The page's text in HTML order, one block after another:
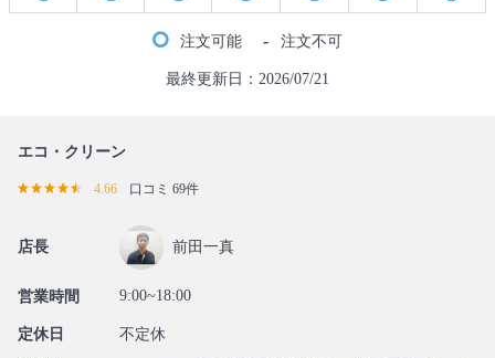
注文可能 - 注文不可
最終更新日：2026/07/21
エコ・クリーン
4.66 口コミ 69件
店長 前田一真
営業時間 9:00~18:00
定休日 不定休